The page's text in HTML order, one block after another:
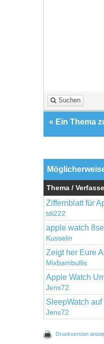
Suchen
« Ein Thema
Thema /
Ziffernblatt für
tdi222
apple watch
Kusselin
Zeigt her Eure
Mixbambullis
Apple Watch
Jens72
SleepWatch
Jens72
Druckversion